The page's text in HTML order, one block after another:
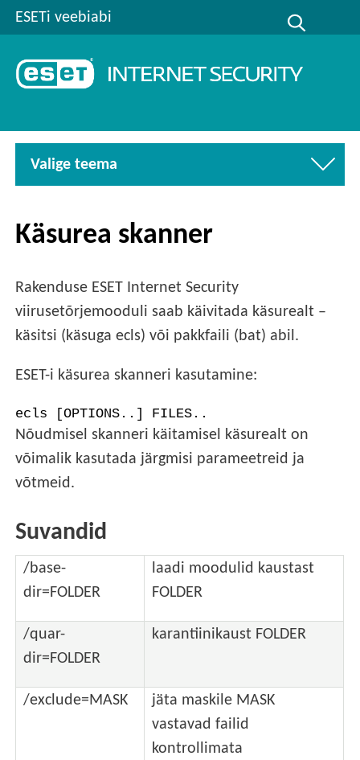
ESETi veebiabi
Valige teema
Käsurea skanner
Rakenduse ESET Internet Security
viirusetõrjemooduli saab käivitada käsurealt –
käsitsi (käsuga ecls) või pakkfaili (bat) abil.
ESET-i käsurea skanneri kasutamine:
ecls [OPTIONS..] FILES..
Nõudmisel skanneri käitamisel käsurealt on
võimalik kasutada järgmisi parameetreid ja
võtmeid.
Suvandid
/base-
dir=FOLDER
laadi moodulid kaustast
FOLDER
/quar-
dir=FOLDER
karantiinikaust FOLDER
/exclude=MASK
jäta maskile MASK
vastavad failid
kontrollimata